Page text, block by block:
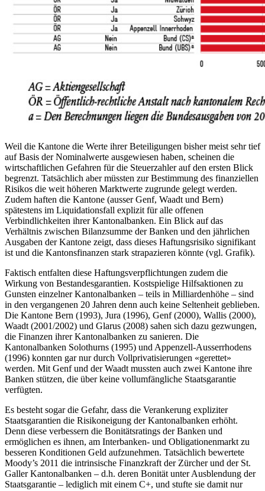
Weil die Kantone die Werte ihrer Beteiligungen bisher meist sehr tief
auf Basis der Nominalwerte ausgewiesen haben, scheinen die
wirtschaftlichen Gefahren für die Steuerzahler auf den ersten Blick
begrenzt. Tatsächlich aber müssten zur Bestimmung des finanziellen
Risikos die weit höheren Marktwerte zugrunde gelegt werden.
Zudem haften die Kantone (ausser Genf, Waadt und Bern)
spätestens im Liquidationsfall explizit für alle offenen
Verbindlichkeiten ihrer Kantonalbanken. Ein Blick auf das
Verhältnis zwischen Bilanzsumme der Banken und den jährlichen
Ausgaben der Kantone zeigt, dass dieses Haftungsrisiko signifikant
ist und die Kantonsfinanzen stark strapazieren könnte (vgl. Grafik).
Faktisch entfalten diese Haftungsverpflichtungen zudem die
Wirkung von Bestandesgarantien. Kostspielige Hilfsaktionen zu
Gunsten einzelner Kantonalbanken – teils in Milliardenhöhe – sind
in den vergangenen 20 Jahren denn auch keine Seltenheit geblieben.
Die Kantone Bern (1993), Jura (1996), Genf (2000), Wallis (2000),
Waadt (2001/2002) und Glarus (2008) sahen sich dazu gezwungen,
die Finanzen ihrer Kantonalbanken zu sanieren. Die
Kantonalbanken Solothurns (1995) und Appenzell-Ausserrhodens
(1996) konnten gar nur durch Vollprivatisierungen «gerettet»
werden. Mit Genf und der Waadt mussten auch zwei Kantone ihre
Banken stützen, die über keine vollumfängliche Staatsgarantie
verfügten.
Es besteht sogar die Gefahr, dass die Verankerung expliziter
Staatsgarantien die Risikoneigung der Kantonalbanken erhöht.
Denn diese verbessern die Bonitätsratings der Banken und
ermöglichen es ihnen, am Interbanken- und Obligationenmarkt zu
besseren Konditionen Geld aufzunehmen. Tatsächlich bewertete
Moody’s 2011 die intrinsische Finanzkraft der Zürcher und der St.
Galler Kantonalbanken – d.h. deren Bonität unter Ausblendung der
Staatsgarantie – lediglich mit einem C+, und stufte sie damit nur